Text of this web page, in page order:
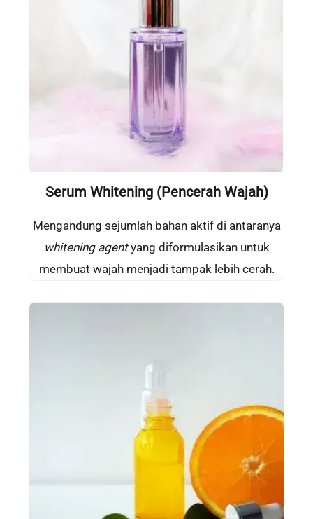
Serum Whitening(Pencerah Wajah)
Mengandung sejumlah bahan aktif di antaranya
whitening agentyang diformulasikan untuk
membuat wajah menjadi tampak lebih cerah.